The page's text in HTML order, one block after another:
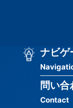
メ ナビゲ
問い合
Contact